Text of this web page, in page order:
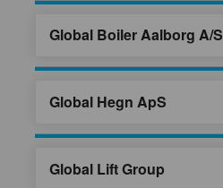
Global Boiler Aalborg A/S
Global Hegn ApS
Global Lift Group